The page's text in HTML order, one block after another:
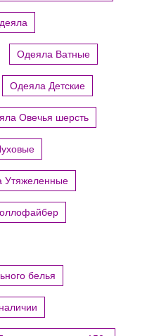
Одеяла Ватные
Одеяла Детские
Овечья шерсть
Утяжеленные
белья